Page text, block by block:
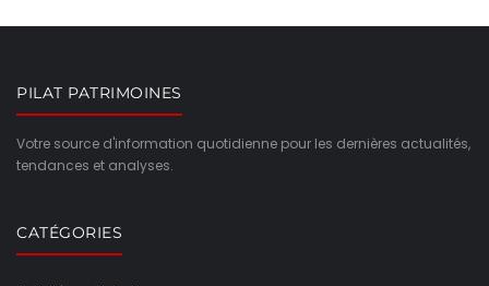
PILAT PATRIMOINES
Votre source d'information quotidienne pour les dernières actualités,
tendances et analyses.
CATÉGORIES